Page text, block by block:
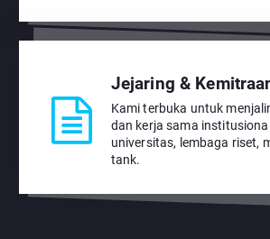
Jejaring &
Kami terbuka untuk
dan kerja sama
universitas, lembaga riset,
tank.